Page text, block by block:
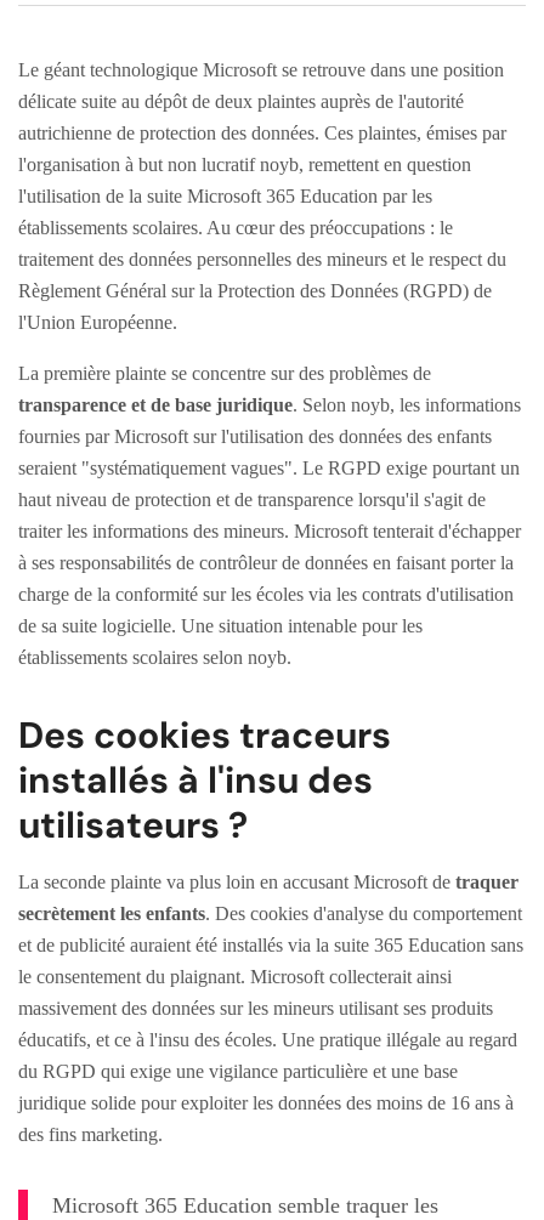
Le géant technologique Microsoft se retrouve dans une position
délicate suite au dépôt de deux plaintes auprès de l'autorité
autrichienne de protection des données. Ces plaintes, émises par
l'organisation à but non lucratif noyb, remettent en question
l'utilisation de la suite Microsoft 365 Education par les
établissements scolaires. Au cœur des préoccupations : le
traitement des données personnelles des mineurs et le respect du
Règlement Général sur la Protection des Données (RGPD) de
l'Union Européenne.
La première plainte se concentre sur des problèmes de
transparence et de base juridique. Selon noyb, les informations
fournies par Microsoft sur l'utilisation des données des enfants
seraient "systématiquement vagues". Le RGPD exige pourtant un
haut niveau de protection et de transparence lorsqu'il s'agit de
traiter les informations des mineurs. Microsoft tenterait d'échapper
à ses responsabilités de contrôleur de données en faisant porter la
charge de la conformité sur les écoles via les contrats d'utilisation
de sa suite logicielle. Une situation intenable pour les
établissements scolaires selon noyb.
Des cookies traceurs
installés à l'insu des
utilisateurs ?
La seconde plainte va plus loin en accusant Microsoft de traquer
secrètement les enfants. Des cookies d'analyse du comportement
et de publicité auraient été installés via la suite 365 Education sans
le consentement du plaignant. Microsoft collecterait ainsi
massivement des données sur les mineurs utilisant ses produits
éducatifs, et ce à l'insu des écoles. Une pratique illégale au regard
du RGPD qui exige une vigilance particulière et une base
juridique solide pour exploiter les données des moins de 16 ans à
des fins marketing.
Microsoft 365 Education semble traquer les